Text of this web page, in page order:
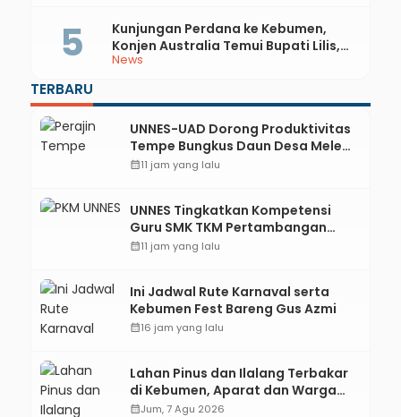
News
Kunjungan Perdana ke Kebumen,
Konjen Australia Temui Bupati Lilis,
Ini yang Dibahas
TERBARU
UNNES-UAD Dorong Produktivitas
Tempe Bungkus Daun Desa Meles,
Bantu Mesin dan Pendampingan
calendar_month11 jam yang lalu
UNNES Tingkatkan Kompetensi
Guru SMK TKM Pertambangan
Kebumen melalui Desain Green
calendar_month11 jam yang lalu
Ini Jadwal Rute Karnaval serta
Kebumen Fest Bareng Gus Azmi
calendar_month16 jam yang lalu
Lahan Pinus dan Ilalang Terbakar
di Kebumen, Aparat dan Warga
Padamkan Api Secara Manual
calendar_monthJum, 7 Agu 2026